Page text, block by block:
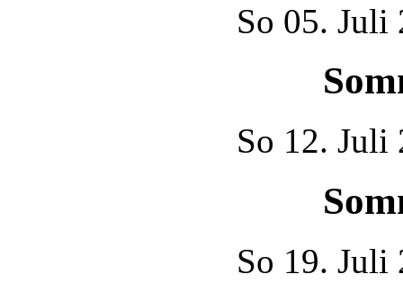
So 05. Juli
So 12. Juli
So 19. Juli